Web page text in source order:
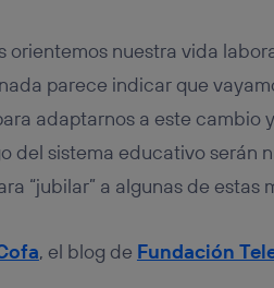
orientemos nuestra vida
parece indicar que
adaptarnos a este cambio
del sistema educativo serán
“jubilar” a algunas de estas
, el blog de Fundación